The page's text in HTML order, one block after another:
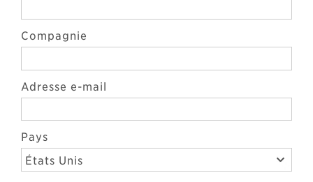
Compagnie
Adresse e-mail
Pays
États Unis